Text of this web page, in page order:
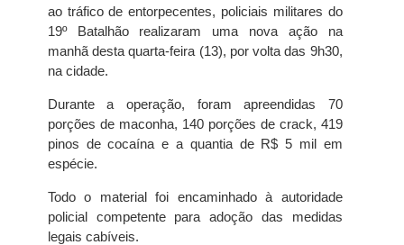
ao tráfico de entorpecentes, policiais militares do
19º Batalhão realizaram uma nova ação na
manhã desta quarta-feira (13), por volta das 9h30,
na cidade.
Durante a operação, foram apreendidas 70
porções de maconha, 140 porções de crack, 419
pinos de cocaína e a quantia de R$ 5 mil em
espécie.
Todo o material foi encaminhado à autoridade
policial competente para adoção das medidas
legais cabíveis.